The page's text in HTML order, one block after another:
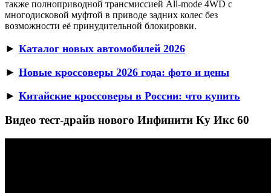
также полноприводной трансмиссией All-mode 4WD с
многодисковой муфтой в приводе задних колес без
возможности её принудительной блокировки.
► Каталог новых автомобилей 2026
► Новые кроссоверы 2026 года: фото и цены
► Китайские кроссоверы в России: что купить
Видео тест-драйв нового Инфинити Ку Икс 60